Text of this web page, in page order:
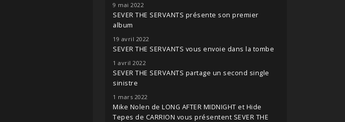
9 mai 2022
SEVER THE SERVANTS présente son premier
album
19 avril 2022
SEVER THE SERVANTS vous envoie dans la tombe
1 avril 2022
SEVER THE SERVANTS partage un second single
sinistre
1 mars 2022
Mike Nolen de LONG AFTER MIDNIGHT et Hide
Tepes de CARRION vous présentent SEVER THE